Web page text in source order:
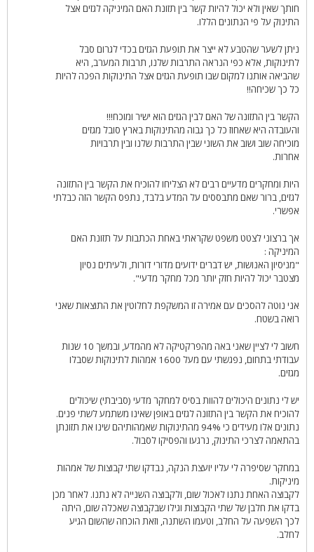
חותך שאין ולא יכול להיות קשר בין תזונת האם המיניקה לגזים אצל
התינוק על פי הנתונים הללו.
ניתן לשער שהטבע לא ייצר את תופעת הגזים בכדי לגרום סבל
לתינוקות, אלא כפי הנראה התרבות שלנו, תרבות המערב, היא
שהביאה אותנו למקום שבו תופעת הגזים אצל התינוקות הפכה להיות
כל כך שכיחה!!
הקשר בין התזונה של האם לבין הגזים הוא ישיר ומוכח!!!
והעובדה היא שאחוז כל כך גבוה מהתינוקות בארץ סובל מגזים
מוכיחה שוב ושוב את השוני שבין התרבות שלנו ובין תרבויות
אחרות.
היות ומחקרים מדעיים רבים לא הצליחו להוכיח את הקשר בין התזונה
לגזים, ברור שאם מתבססים על המדע בלבד, נתפס הקשר הזה כבלתי
אפשרי.
אך ברצוני לצטט משפט שקראתי באחת הכתבות על תזונת האם
המיניקה :
"מניסיון האנושות, יש דברים ידועים מדורי דורות, ולעיתים נסיון
מצטבר יכול להיות חזק יותר מכל מחקר מדעי".
אני נוטה להסכים עם אמירה זו המשקפת לחלוטין את התוצאות שאני
רואה בשטח.
חשוב לי לציין שאני באה מהפרקטיקה לא מהמדע, ובמשך 10 שנות
עבודתי בתחום, נפגשתי עם מעל 1600 אמהות לתינוקות שסבלו
מגזים.
יש לי נתונים היכולים להוות בסיס למחקר מדעי (סביבתי) שיכולים
להוכיח את הקשר בין התזונה לגזים באופן שאינו משתמע לשתי פנים.
נתונים אלו מעידים כי 94% מהתינוקות שאמהותיהם שינו את תזונתן
בהתאמה לצרכי התינוק, נרגעו והפסיקו לסבול.
במחקר שסיפרה לי עליו יועצת הנקה, נבדקו שתי קבוצות של אמהות
מיניקות.
לקבוצה האחת נתנו לאכול שום, ולקבוצה השנייה לא נתנו. לאחר מכן
בדקו את חלבן של שתי הקבוצות וגילו שבקבוצה שאכלה שום, היתה
לכך השפעה על החלב, וטעמו השתנה, וזאת הוכחה שהשום הגיע
לחלב.